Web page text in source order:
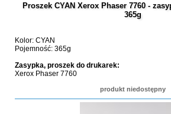
Proszek CYAN Xerox Phaser 7760 -
365g
Kolor: CYAN
Pojemność: 365g
Zasypka, proszek do drukarek:
Xerox Phaser 7760
produkt niedostępny